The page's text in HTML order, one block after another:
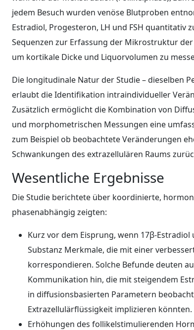
jedem Besuch wurden venöse Blutproben
Estradiol, Progesteron, LH und FSH quantitativ
Sequenzen zur Erfassung der Mikrostruktur
um kortikale Dicke und Liquorvolumen zu
Die longitudinale Natur der Studie – dieselben
erlaubt die Identifikation intraindividueller
Zusätzlich ermöglicht die Kombination von
und morphometrischen Messungen eine
zum Beispiel ob beobachtete Veränderungen
Schwankungen des extrazellulären Raums
Wesentliche Ergebnisse
Die Studie berichtete über koordinierte,
phasenabhängig zeigten:
Kurz vor dem Eisprung, wenn 17β-
Substanz Merkmale, die mit einer
korrespondieren. Solche Befunde deuten
Kommunikation hin, die mit steigendem
in diffusionsbasierten Parametern
Extrazellulärflüssigkeit implizieren könnten.
Erhöhungen des follikelstimulierenden